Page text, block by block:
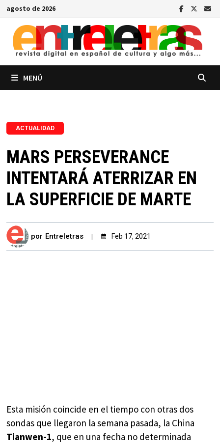
Saltar
contenido
agosto de 2026
MENÚ
ACTUALIDAD
MARS PERSEVERANCE
INTENTARÁ ATERRIZAR EN
LA SUPERFICIE DE MARTE
por Entreletras Feb 17, 2021
Esta misión coincide en el tiempo con otras dos
sondas que llegaron la semana pasada, la China
Tianwen-1, que en una fecha no determinada